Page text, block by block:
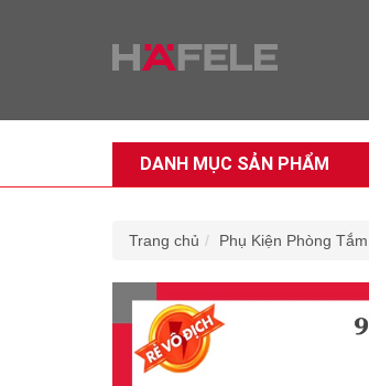
DANH MỤC SẢN PHẨM
Trang chủ Phụ Kiện Phòng